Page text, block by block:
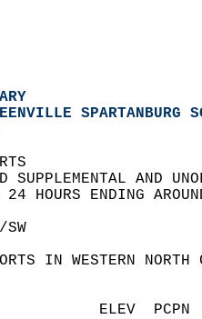
SPARTANBURG
SUPPLEMENTAL AND
24 HOURS ENDING
SW
IN WESTERN
SNOW
ELEV  PCPN